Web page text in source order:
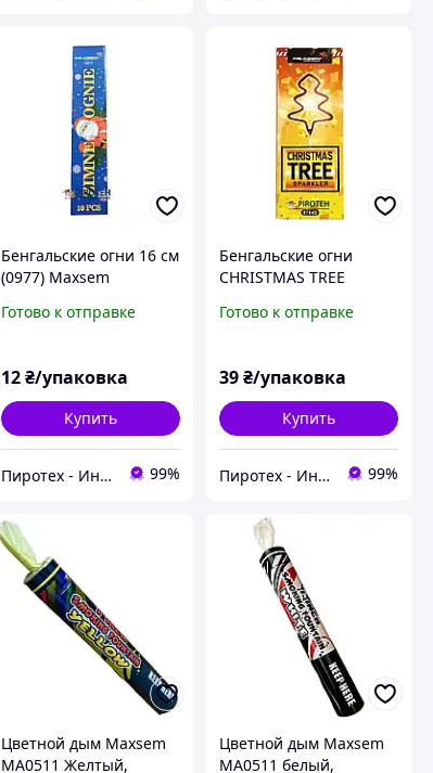
Бенгальские огни 16 см
(0977) Maxsem
Готово к отправке
12 ₴/упаковка
Купить
Пиротех - Интернет-магазин 99%
Бенгальские огни
CHRISTMAS TREE
Maxsem
Готово к отправке
39₴/упаковка
Купить
Пиротех - Интернет-магазин 99%
Цветной дым Maxsem
MA0511 Желтый,
Цветной дым Maxsem
MA0511 белый,